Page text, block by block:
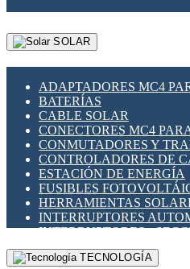
SOLAR
ADAPTADORES MC4
BATERÍAS
CABLE SOLAR
CONECTORES MC4
CONMUTADORES Y
CONTROLADORES DE
ESTACIÓN DE ENERGÍA
FUSIBLES
HERRAMIENTAS
INTERRUPTORES
INTERRUPTORES -
FOTOVOLTÁICOS
MONTAJE PANEL SOLAR
TECNOLOGÍA